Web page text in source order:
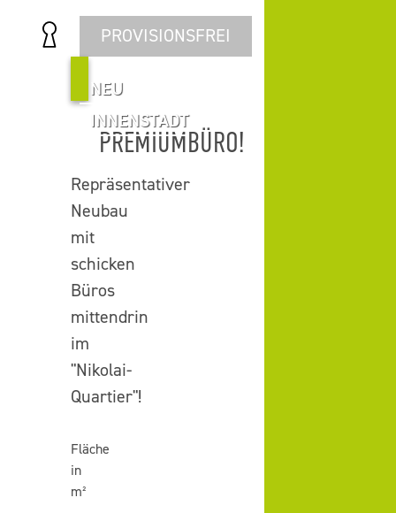
PROVISIONSFREI
NEU
INNENSTADT
PREMIUMBÜRO!
Repräsentativer
Neubau
mit
schicken
Büros
mittendrin
im
"Nikolai-
Quartier"!
Fläche
in
m²